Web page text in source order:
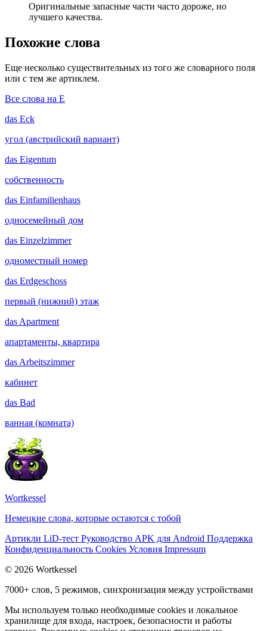
Оригинальные запасные части часто дороже, но
лучшего качества.
Похожие слова
Еще несколько существительных из того же словарного поля
или с тем же артиклем.
Все слова на E
das Eck
угол (австрийский вариант)
das Eigentum
собственность
das Einfamilienhaus
односемейный дом
das Einzelzimmer
одноместный номер
das Erdgeschoss
первый (нижний) этаж
das Apartment
апартаменты, квартира
das Arbeitszimmer
кабинет
das Bad
ванная (комната)
Wortkessel
Немецкие слова, которые остаются с тобой
Артикли LiD-тест Руководство APK для Android Поддержка
Конфиденциальность Cookies Условия Impressum
© 2026 Wortkessel
7000+ слов, 5 режимов, синхронизация между устройствами
Мы используем только необходимые cookies и локальное
хранилище для входа, настроек, безопасности и работы